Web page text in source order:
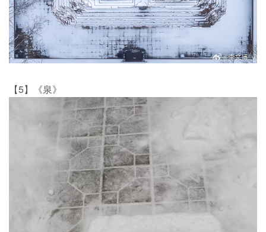
【5】《泉》